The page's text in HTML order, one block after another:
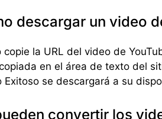
descargar un video
copie la URL del video de
en el área de texto del
Exitoso se descargará a su
convertir los